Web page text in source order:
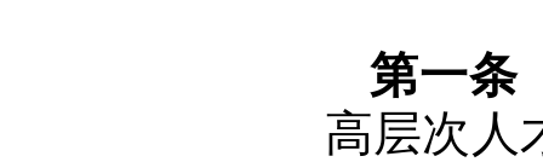
第一条
高层次人